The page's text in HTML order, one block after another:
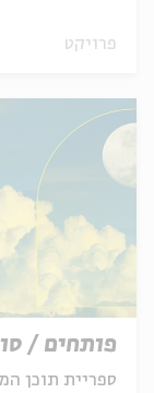
פרויקט
פותחים /
ספריית תוכן